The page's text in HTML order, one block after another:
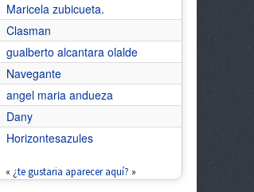
Maricela zubicueta.
Clasman
gualberto alcantara olalde
Navegante
angel maria andueza
Dany
Horizontesazules
« ¿te gustaria aparecer aquí? »